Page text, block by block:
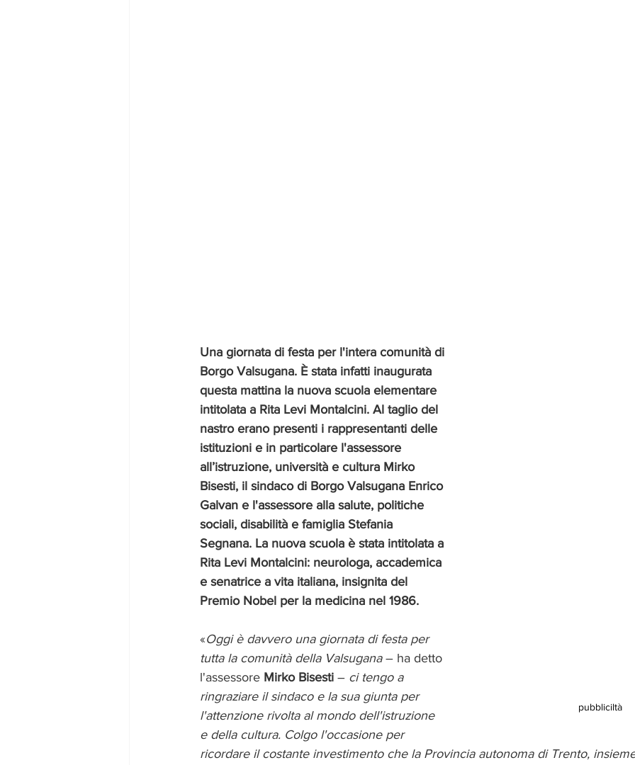
pubbliciltà
Una giornata di festa per l'intera comunità di
Borgo Valsugana. È stata infatti inaugurata
questa mattina la nuova scuola elementare
intitolata a Rita Levi Montalcini. Al taglio del
nastro erano presenti i rappresentanti delle
istituzioni e in particolare l'assessore
all’istruzione, università e cultura Mirko
Bisesti, il sindaco di Borgo Valsugana Enrico
Galvan e l'assessore alla salute, politiche
sociali, disabilità e famiglia Stefania
Segnana. La nuova scuola è stata intitolata a
Rita Levi Montalcini: neurologa, accademica
e senatrice a vita italiana, insignita del
Premio Nobel per la medicina nel 1986.
«Oggi è davvero una giornata di festa per
tutta la comunità della Valsugana – ha detto
l'assessore Mirko Bisesti – ci tengo a
ringraziare il sindaco e la sua giunta per
l'attenzione rivolta al mondo dell'istruzione
e della cultura. Colgo l'occasione per
ricordare il costante investimento che la Provincia autonoma di Trento,